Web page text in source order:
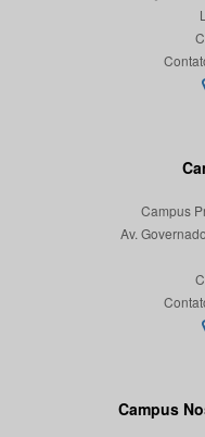
Campus
Av.
Campus